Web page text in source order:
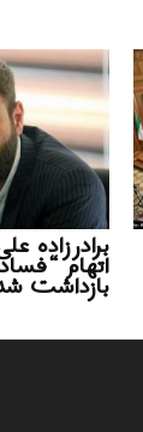
برادرزاده
اتهام
بازداشت